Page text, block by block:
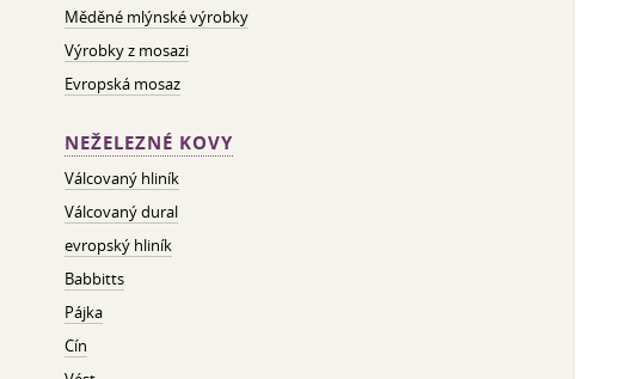
Měděné mlýnské výrobky
Výrobky z mosazi
Evropská mosaz
NEŽELEZNÉ KOVY
Válcovaný hliník
Válcovaný dural
evropský hliník
Babbitts
Pájka
Cín